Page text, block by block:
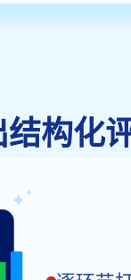
构化